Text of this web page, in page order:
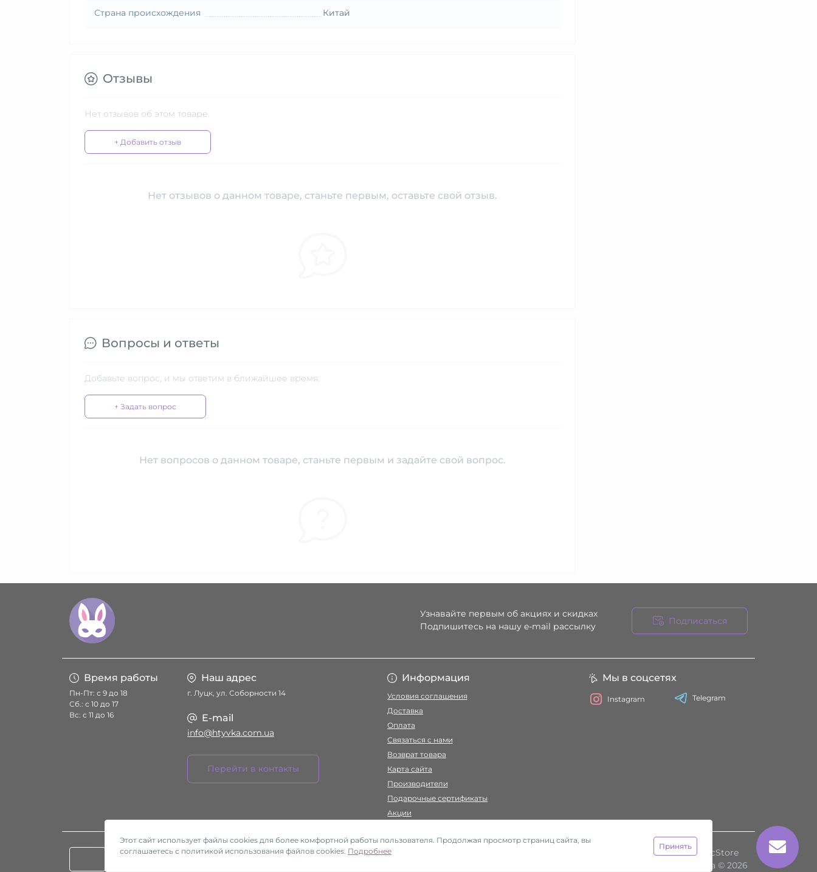
Страна происхождения Китай
Отзывы
Нет отзывов об этом товаре.
+ Добавить отзыв
Нет отзывов о данном товаре, станьте первым, оставьте свой отзыв.
Вопросы и ответы
Добавьте вопрос, и мы ответим в ближайшее время.
+ Задать вопрос
Нет вопросов о данном товаре, станьте первым и задайте свой вопрос.
Узнавайте первым об акциях и скидках
Подпишитесь на нашу e-mail рассылку
Подписаться
Время работы
Пн-Пт: с 9 до 18
Сб.: с 10 до 17
Вс: с 11 до 16
Наш адрес
г. Луцк, ул. Соборности 14
E-mail
info@htyvka.com.ua
Перейти в контакты
Информация
Условия соглашения
Доставка
Оплата
Связаться с нами
Возврат товара
Карта сайта
Производители
Подарочные сертификаты
Акции
Мы в соцсетях
Instagram Telegram
Работает на
ocStore
Секс-шоп Htyvka © 2026
Этот сайт использует файлы cookies для более комфортной работы пользователя. Продолжая просмотр страниц сайта, вы
соглашаетесь с политикой использования файлов cookies. Подробнее
Принять